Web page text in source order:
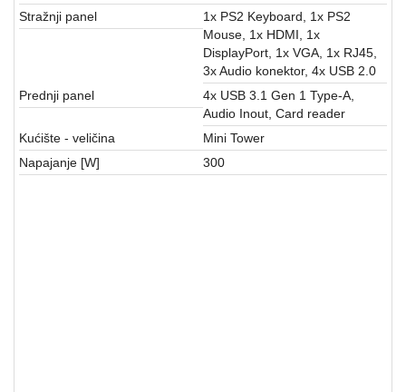
Stražnji panel
1x PS2 Keyboard, 1x PS2
Mouse, 1x HDMI, 1x
DisplayPort, 1x VGA, 1x RJ45,
3x Audio konektor, 4x USB 2.0
Prednji panel
4x USB 3.1 Gen 1 Type-A,
Audio Inout, Card reader
Kućište - veličina
Mini Tower
Napajanje [W]
300